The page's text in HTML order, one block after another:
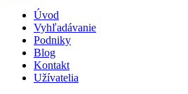
Úvod
Vyhľadávanie
Podniky
Blog
Kontakt
Užívatelia